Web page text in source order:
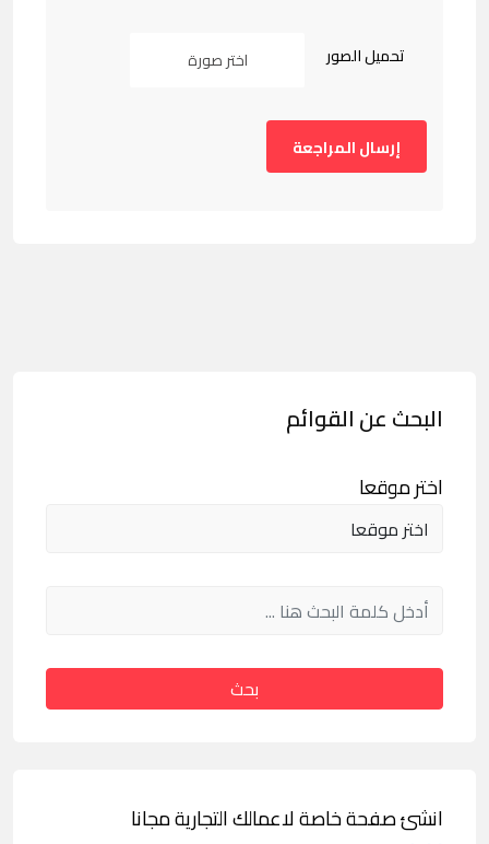
تحميل الصور اختر صورة
البحث عن القوائم
اختر موقعا
بحث
انشئ صفحة خاصة لاعمالك التجارية مجانا